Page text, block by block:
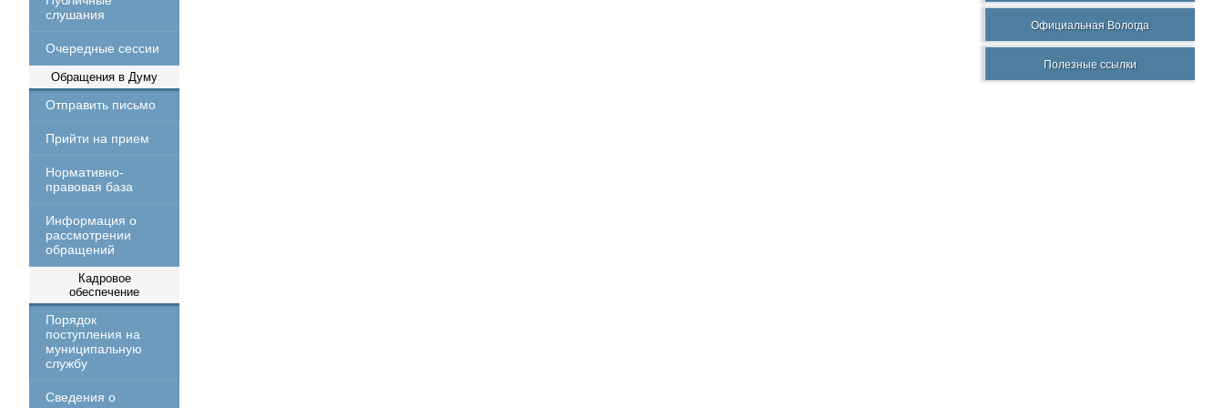
слушания
Очередные сессии
Обращения в Думу
Отправить письмо
Прийти на прием
Нормативно-
правовая база
Информация о
рассмотрении
обращений
Кадровое
обеспечение
Порядок
поступления на
муниципальную
службу
Сведения о
Официальная Вологда
Полезные ссылки